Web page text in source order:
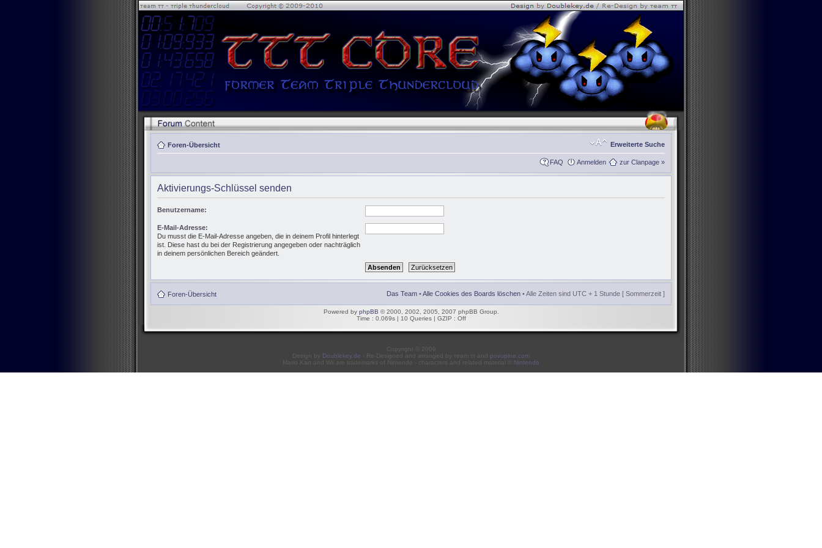
Foren-Übersicht Erweiterte Suche
FAQ Anmelden zur Clanpage »
Aktivierungs-Schlüssel senden
Benutzername:
E-Mail-Adresse:
Du musst die E-Mail-Adresse angeben, die in deinem Profil hinterlegt
ist. Diese hast du bei der Registrierung angegeben oder nachträglich
in deinem persönlichen Bereich geändert.
Foren-Übersicht Das Team •Alle Cookies des Boards löschen • Alle Zeiten sind UTC + 1 Stunde [ Sommerzeit ]
Powered by phpBB © 2000, 2002, 2005, 2007 phpBB Group.
Time : 0.069s | 10 Queries | GZIP : Off
Copyright © 2009
Design by Doublekey.de - Re-Designed and arranged by τeam ττ and povupine.com
Mario Kart and Wii are trademarks of Nintendo - characters and related material © Nintendo